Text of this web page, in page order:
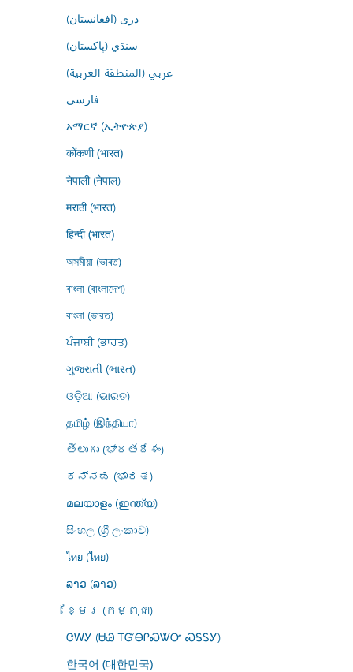
درى (افغانستان)
سنڌي (پاکستان)
عربي (المنطقة العربية)
فارسى
አማርኛ (ኢትዮጵያ)
कोंकणी (भारत)
नेपाली (नेपाल)
मराठी (भारत)
हिन्दी (भारत)
অসমীয়া (ভাৰত)
বাংলা (বাংলাদেশ)
বাংলা (ভারত)
ਪੰਜਾਬੀ (ਭਾਰਤ)
ગુજરાતી (ભારત)
ଓଡ଼ିଆ (ଭାରତ)
தமிழ் (இந்தியா)
తెలుగు (భారతదేశం)
ಕನ್ನಡ (ಭಾರತ)
മലയാളം (ഇന്ത്യ)
සිංහල (ශ්‍රී ලංකාව)
ไทย (ไทย)
ລາວ (ລາວ)
ខ្មែរ (កម្ពុជា)
ᏣᎳᎩ (ᏌᏊ ᎢᏳᎾᎵᏍᏔᏅ ᏍᎦᏚᎩ)
한국어 (대한민국)